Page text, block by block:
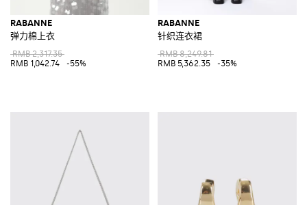
RABANNE
弹力棉上衣
RMB 2,317.35
RMB 1,042.74
-55%
RABANNE
针织连衣裙
RMB 8,249.81
RMB 5,362.35
-35%